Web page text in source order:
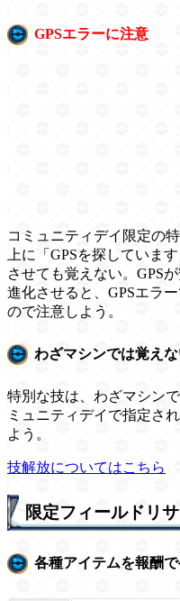
GPSエラーに注意
コミュニティデイ限定の
上に「GPSを探していま
させても覚えない。GPS
進化させると、GPSエラ
ので注意しよう。
わざマシンでは覚え
特別な技は、わざマシン
ミュニティデイで指定さ
よう。
技解放についてはこちら
限定フィールドリ
各種アイテムを報酬で